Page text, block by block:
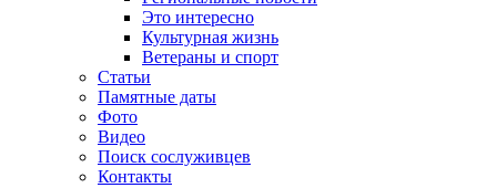
Это интересно
Культурная жизнь
Ветераны и спорт
Статьи
Памятные даты
Фото
Видео
Поиск сослуживцев
Контакты